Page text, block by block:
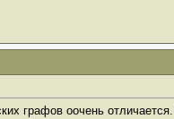
графов оочень